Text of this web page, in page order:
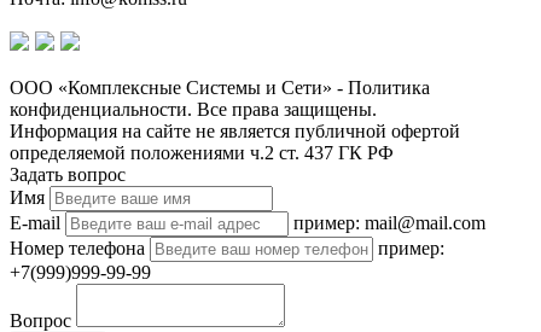
ООО «Комплексные Системы и Сети» - Политика
конфиденциальности. Все права защищены.
Информация на сайте не является публичной офертой
определяемой положениями ч.2 ст. 437 ГК РФ
Задать вопрос
Имя
E-mail
пример: mail@mail.com
Номер телефона
пример:
+7(999)999-99-99
Вопрос